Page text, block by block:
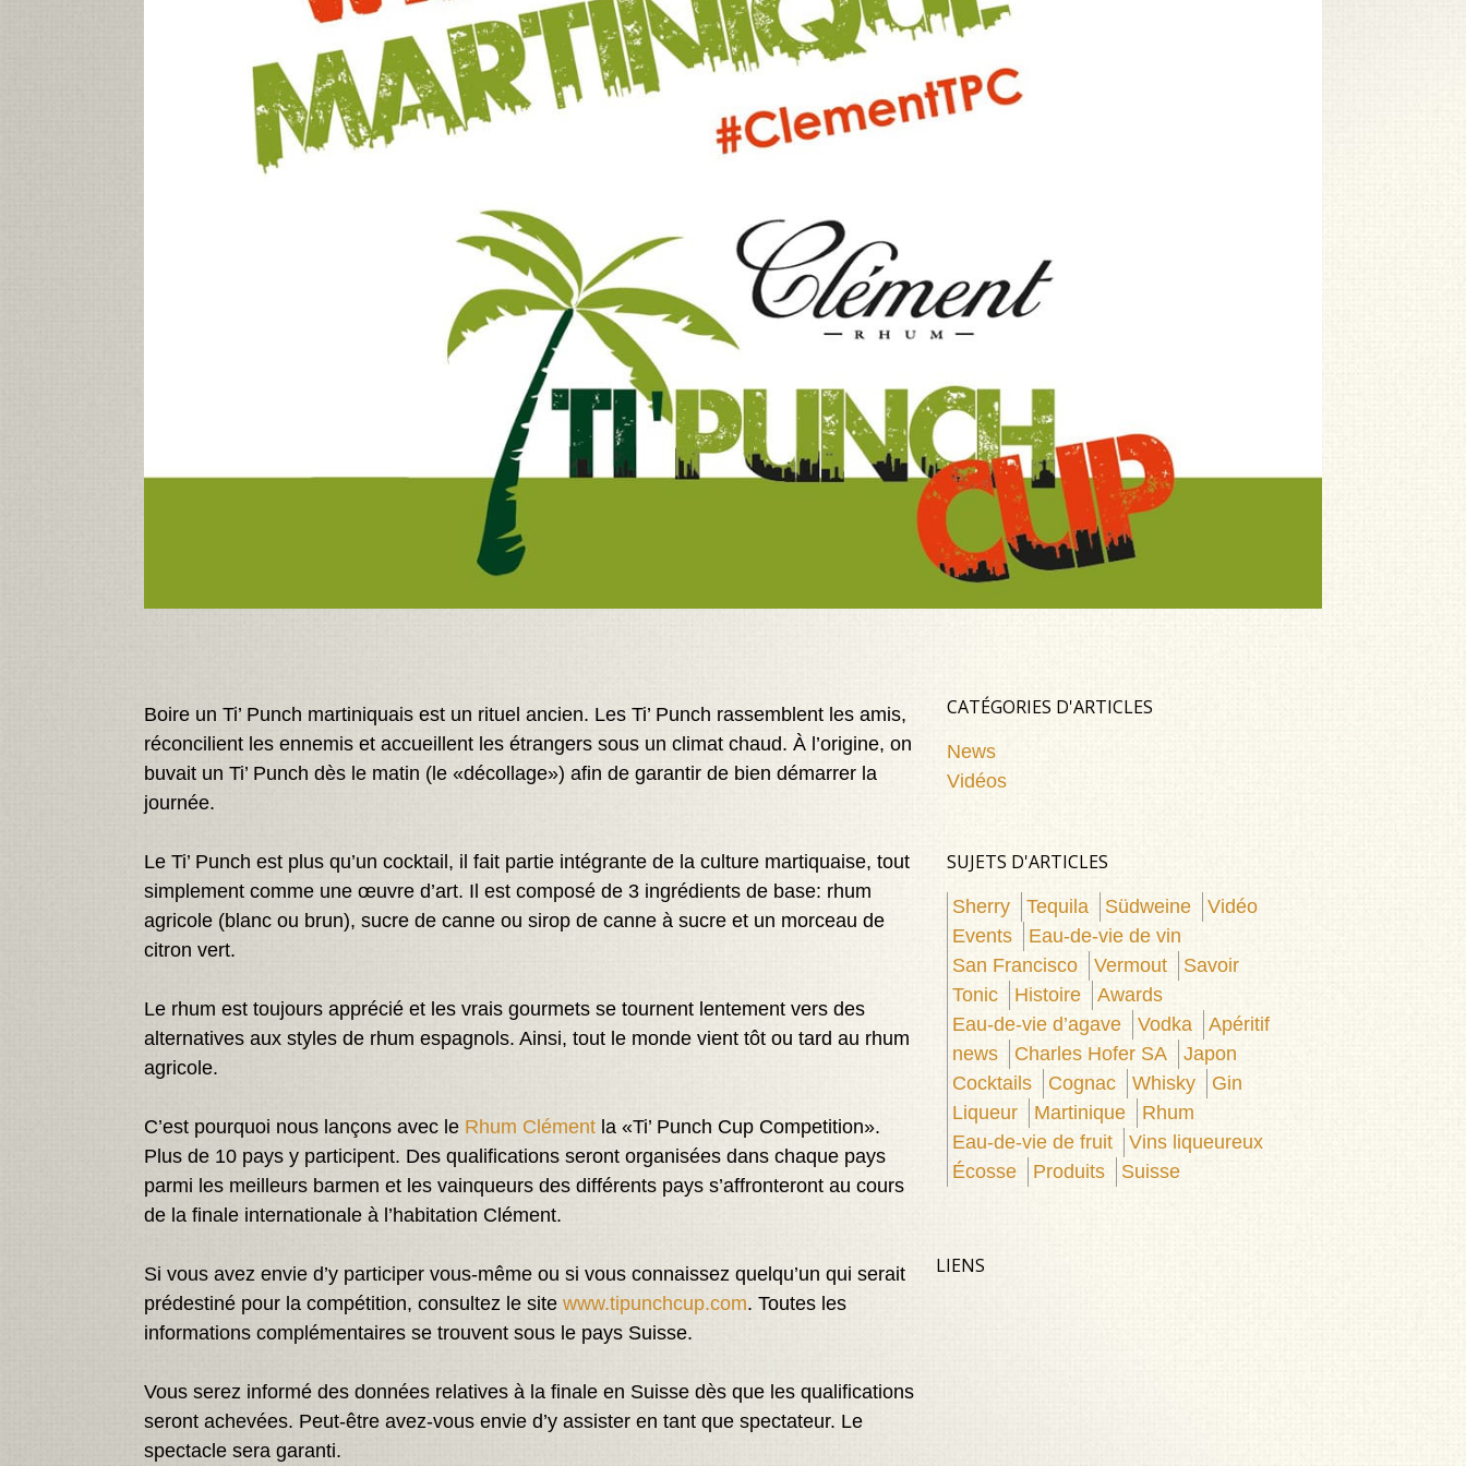
Boire un Ti’ Punch martiniquais est un rituel ancien. Les Ti’ Punch rassemblent les amis,
réconcilient les ennemis et accueillent les étrangers sous un climat chaud. À l’origine, on
buvait un Ti’ Punch dès le matin (le «décollage») afin de garantir de bien démarrer la
journée.
Le Ti’ Punch est plus qu’un cocktail, il fait partie intégrante de la culture martiquaise, tout
simplement comme une œuvre d’art. Il est composé de 3 ingrédients de base: rhum
agricole (blanc ou brun), sucre de canne ou sirop de canne à sucre et un morceau de
citron vert.
Le rhum est toujours apprécié et les vrais gourmets se tournent lentement vers des
alternatives aux styles de rhum espagnols. Ainsi, tout le monde vient tôt ou tard au rhum
agricole.
C’est pourquoi nous lançons avec le Rhum Clément la «Ti’ Punch Cup Competition».
Plus de 10 pays y participent. Des qualifications seront organisées dans chaque pays
parmi les meilleurs barmen et les vainqueurs des différents pays s’affronteront au cours
de la finale internationale à l’habitation Clément.
Si vous avez envie d’y participer vous-même ou si vous connaissez quelqu’un qui serait
prédestiné pour la compétition, consultez le site www.tipunchcup.com. Toutes les
informations complémentaires se trouvent sous le pays Suisse.
Vous serez informé des données relatives à la finale en Suisse dès que les qualifications
seront achevées. Peut-être avez-vous envie d’y assister en tant que spectateur. Le
spectacle sera garanti.
CATÉGORIES D'ARTICLES
News
Vidéos
SUJETS D'ARTICLES
Sherry Tequila Südweine
Vidéo
Events
Eau-de-vie de vin
San Francisco
Vermout
Savoir
Tonic
Histoire
Awards
Eau-de-vie d’agave
Vodka
Apéritif
news
Charles Hofer SA
Japon
Cocktails
Cognac Whisky
Gin
Liqueur
Martinique
Rhum
Eau-de-vie de fruit
Vins liqueureux
Écosse
Produits Suisse
LIENS